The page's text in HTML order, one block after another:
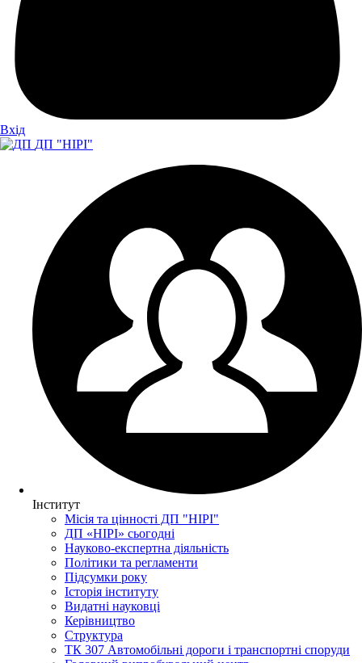
Вхiд
ДП "НІРІ"
Інститут
Місія та цінності ДП "НІРІ"
ДП «НІРІ» сьогодні
Науково-експертна діяльність
Політики та регламенти
Підсумки року
Історія інституту
Видатні науковці
Керівництво
Структура
ТК 307 Автомобільні дороги і транспортні споруди